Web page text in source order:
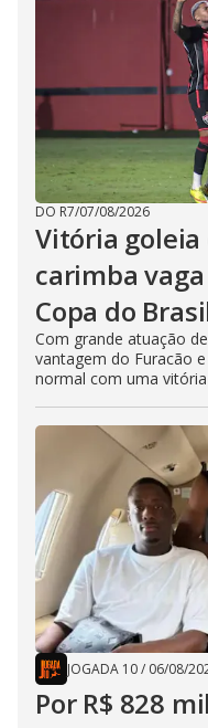
DO R7/07/08/2026
Vitória
carimba
Copa do
Com grande atuação
vantagem do Furacão
normal com uma
JOGADA 10/ 06/08/
Por R$ 828